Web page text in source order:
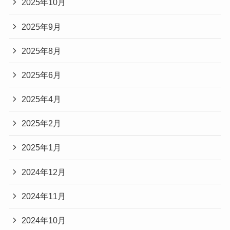
2025年10月
2025年9月
2025年8月
2025年6月
2025年4月
2025年2月
2025年1月
2024年12月
2024年11月
2024年10月